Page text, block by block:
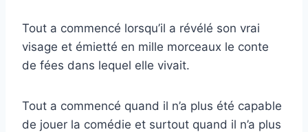
Tout a commencé lorsqu’il a révélé son vrai
visage et émietté en mille morceaux le conte
de fées dans lequel elle vivait.
Tout a commencé quand il n’a plus été capable
de jouer la comédie et surtout quand il n’a plus